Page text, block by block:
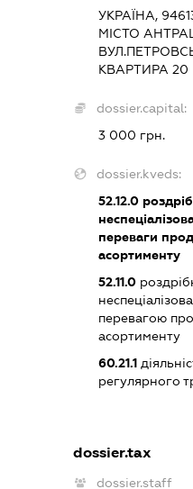
УКРАЇНА,
МІСТО
КВАРТИРА 20
dossier.capital:
3 000 грн.
dossier.kveds:
52.12.0
переваги
асортименту
52.11.0
перевагою
асортименту
60.21.1
регулярного
dossier.tax
dossier.staff